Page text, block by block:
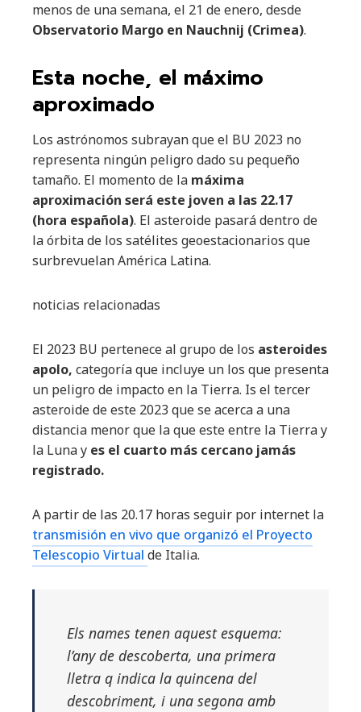
menos de una semana, el 21 de enero, desde
Observatorio Margo en Nauchnij (Crimea).
Esta noche, el máximo
aproximado
Los astrónomos subrayan que el BU 2023 no
representa ningún peligro dado su pequeño
tamaño. El momento de la máxima
aproximación será este joven a las 22.17
(hora española). El asteroide pasará dentro de
la órbita de los satélites geoestacionarios que
surbrevuelan América Latina.
noticias relacionadas
El 2023 BU pertenece al grupo de los asteroides
apolo, categoría que incluye un los que presenta
un peligro de impacto en la Tierra. Is el tercer
asteroide de este 2023 que se acerca a una
distancia menor que la que este entre la Tierra y
la Luna y es el cuarto más cercano jamás
registrado.
A partir de las 20.17 horas seguir por internet la
transmisión en vivo que organizó el Proyecto
Telescopio Virtual de Italia.
Els names tenen aquest esquema:
l’any de descoberta, una primera
lletra q indica la quincena del
descobriment, i una segona amb